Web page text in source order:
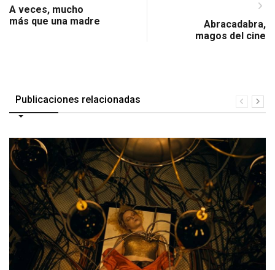
A veces, mucho
más que una madre
Abracadabra,
magos del cine
Publicaciones relacionadas